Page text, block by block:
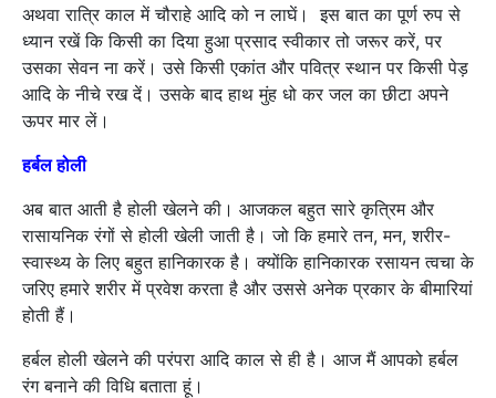
अथवा रात्रि काल में चौराहे आदि को न लाघें। इस बात का पूर्ण रुप से
ध्यान रखें कि किसी का दिया हुआ प्रसाद स्वीकार तो जरूर करें, पर
उसका सेवन ना करें। उसे किसी एकांत और पवित्र स्थान पर किसी पेड़
आदि के नीचे रख दें। उसके बाद हाथ मुंह धो कर जल का छीटा अपने
ऊपर मार लें।
हर्बल होली
अब बात आती है होली खेलने की। आजकल बहुत सारे कृत्रिम और
रासायनिक रंगों से होली खेली जाती है। जो कि हमारे तन, मन, शरीर-
स्वास्थ्य के लिए बहुत हानिकारक है। क्योंकि हानिकारक रसायन त्वचा के
जरिए हमारे शरीर में प्रवेश करता है और उससे अनेक प्रकार के बीमारियां
होती हैं।
हर्बल होली खेलने की परंपरा आदि काल से ही है। आज मैं आपको हर्बल
रंग बनाने की विधि बताता हूं।